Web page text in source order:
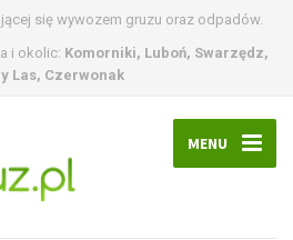
się wywozem gruzu oraz odpadów.
i okolic: Komorniki, Luboń, Swarzędz,
Las, Czerwonak
MENU